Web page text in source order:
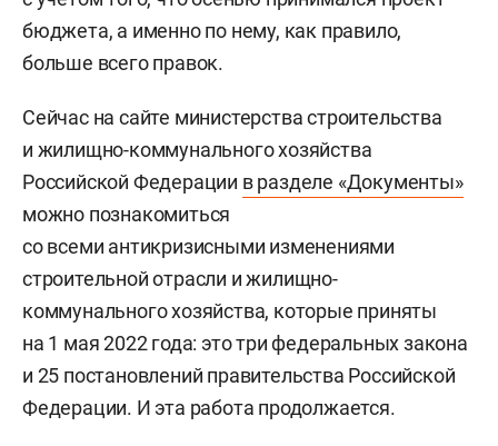
бюджета, а именно по нему, как правило,
больше всего правок.
Сейчас на сайте министерства строительства
и жилищно-коммунального хозяйства
Российской Федерации в разделе «Документы»
можно познакомиться
со всеми антикризисными изменениями
строительной отрасли и жилищно-
коммунального хозяйства, которые приняты
на 1 мая 2022 года: это три федеральных закона
и 25 постановлений правительства Российской
Федерации. И эта работа продолжается.